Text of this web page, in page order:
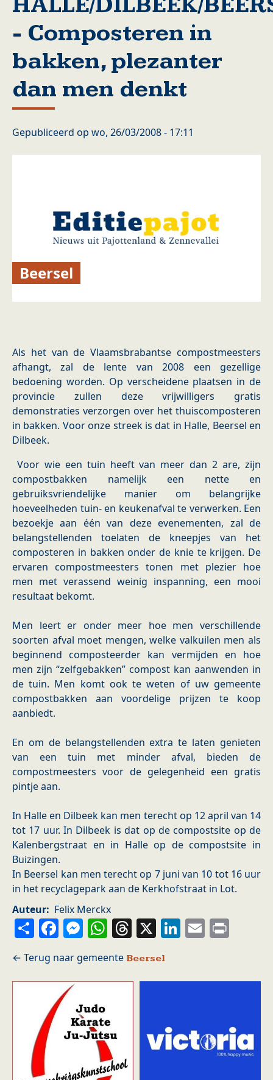
- Composteren in
bakken, plezanter
dan men denkt
Gepubliceerd op wo, 26/03/2008 - 17:11
Beersel
Als het van de Vlaamsbrabantse compostmeesters
afhangt, zal de lente van 2008 een gezellige
bedoening worden. Op verscheidene plaatsen in de
provincie zullen deze vrijwilligers gratis
demonstraties verzorgen over het thuiscomposteren
in bakken. Voor onze streek is dat in Halle, Beersel en
Dilbeek.
Voor wie een tuin heeft van meer dan 2 are, zijn
compostbakken namelijk een nette en
gebruiksvriendelijke manier om belangrijke
hoeveelheden tuin- en keukenafval te verwerken. Een
bezoekje aan één van deze evenementen, zal de
belangstellenden toelaten de kneepjes van het
composteren in bakken onder de knie te krijgen. De
ervaren compostmeesters tonen met plezier hoe
men met verassend weinig inspanning, een mooi
resultaat bekomt.
Men leert er onder meer hoe men verschillende
soorten afval moet mengen, welke valkuilen men als
beginnend composteerder kan vermijden en hoe
men zijn “zelfgebakken” compost kan aanwenden in
de tuin. Men komt ook te weten of uw gemeente
compostbakken aan voordelige prijzen te koop
aanbiedt.
En om de belangstellenden extra te laten genieten
van een tuin met minder afval, bieden de
compostmeesters voor de gelegenheid een gratis
pintje aan.
In Halle en Dilbeek kan men terecht op 12 april van 14
tot 17 uur. In Dilbeek is dat op de compostsite op de
Kalenbergstraat en in Halle op de compostsite in
Buizingen.
In Beersel kan men terecht op 7 juni van 10 tot 16 uur
in het recyclagepark aan de Kerkhofstraat in Lot.
Auteur
Felix Merckx
ShareFacebook
Messenger
WhatsApp
Threads
X LinkedIn
Email
Beersel